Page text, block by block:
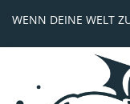
WENN DEINE WELT